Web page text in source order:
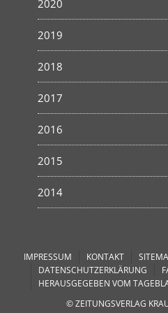
2020
2019
2018
2017
2016
2015
2014
IMPRESSUM KONTAKT
DATENSCHUTZERKLÄRUNG
HERAUSGEGEBEN VOM
© ZEITUNGSVERLAG